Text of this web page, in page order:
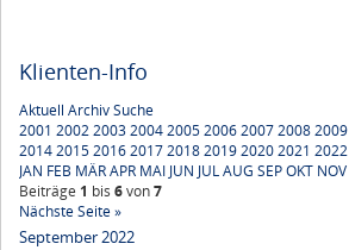
Klienten-Info
Aktuell ArchivSuche
2001 20022003200420052006200720082009
20142015201620172018201920202021 2022
JAN FEB MÄRAPR MAI JUN JULAUG SEPOKT NOV
Beiträge 1 bis 6von7
Nächste Seite »
September 2022